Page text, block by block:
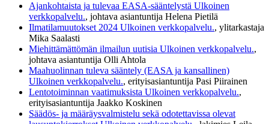
Ajankohtaista ja tulevaa EASA-sääntelystä Ulkoinen
verkkopalvelu., johtava asiantuntija Helena Pietilä
Ilmatilamuutokset 2024 Ulkoinen verkkopalvelu., ylitarkastaja
Mika Saalasti
Miehittämättömän ilmailun uutisia Ulkoinen verkkopalvelu.,
johtava asiantuntija Olli Ahtola
Maahuolinnan tuleva sääntely (EASA ja kansallinen)
Ulkoinen verkkopalvelu., erityisasiantuntija Pasi Piirainen
Lentotoiminnan vaatimuksista Ulkoinen verkkopalvelu.,
erityisasiantuntija Jaakko Koskinen
Säädös- ja määräysvalmistelu sekä odotettavissa olevat